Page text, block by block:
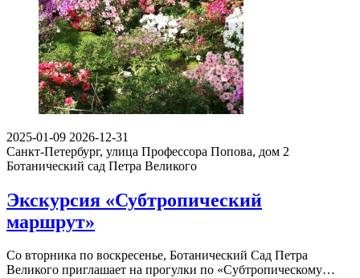
2025-01-09 2026-12-31
Санкт-Петербург, улица Профессора Попова, дом 2
Ботанический сад Петра Великого
Экскурсия «Субтропический
маршрут»
Со вторника по воскресенье, Ботанический Сад Петра
Великого приглашает на прогулки по «Субтропическому…